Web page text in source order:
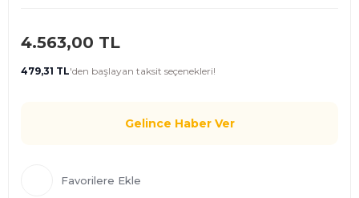
4.563,00 TL
479,31 TL'den başlayan taksit seçenekleri!
Gelince Haber Ver